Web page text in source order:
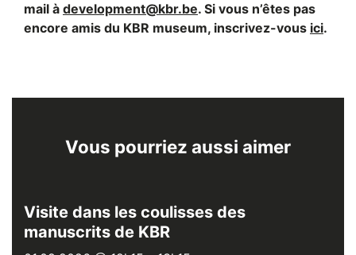
mail à development@kbr.be. Si vous n’êtes pas
encore amis du KBR museum, inscrivez-vous ici.
Vous pourriez aussi aimer
Visite dans les coulisses des
manuscrits de KBR